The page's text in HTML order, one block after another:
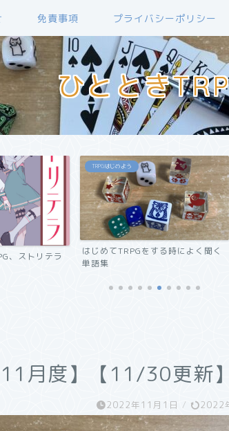
免責事項 プライバシーポリシー
ひととき
、ストリテラ
TRPGはじめよう
はじめてTRPGをする時によく聞く
単語集
月度】【11/30更新】
2022年11月1日 / 2022